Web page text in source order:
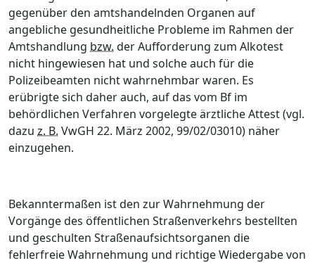
gegenüber den amtshandelnden Organen auf
angebliche gesundheitliche Probleme im Rahmen der
Amtshandlung bzw. der Aufforderung zum Alkotest
nicht hingewiesen hat und solche auch für die
Polizeibeamten nicht wahrnehmbar waren. Es
erübrigte sich daher auch, auf das vom Bf im
behördlichen Verfahren vorgelegte ärztliche Attest (vgl.
dazu z. B. VwGH 22. März 2002, 99/02/03010) näher
einzugehen.
Bekanntermaßen ist den zur Wahrnehmung der
Vorgänge des öffentlichen Straßenverkehrs bestellten
und geschulten Straßenaufsichtsorganen die
fehlerfreie Wahrnehmung und richtige Wiedergabe von